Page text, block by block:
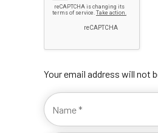
Your email address will not